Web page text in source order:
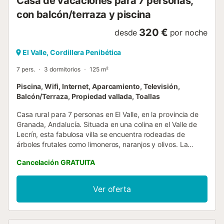
sombra si se desea. La terraza superior cuenta con una
gran pérgola marroquí con ...
con balcón/terraza y piscina
desde 320 € por noche
El Valle, Cordillera Penibética
7 pers. 3 dormitorios 125 m²
Piscina, Wifi, Internet, Aparcamiento, Televisión,
Balcón/Terraza, Propiedad vallada, Toallas
Casa rural para 7 personas en El Valle, en la provincia de
Granada, Andalucía. Situada en una colina en el Valle de
Lecrín, esta fabulosa villa se encuentra rodeadas de
árboles frutales como limoneros, naranjos y olivos. La
con chimenea, un comedor, una estupenda cocina abierta
y un aseo. En esta misma planta hay un dormitorio con una
cama de matrimonio y un cuarto de baño en suite con
ducha. En la planta de arriba hay otros dos dormitorios, un
dormitorio con una cama de matrimonio y otro dormitorio
Cancelación GRATUITA
Ver oferta